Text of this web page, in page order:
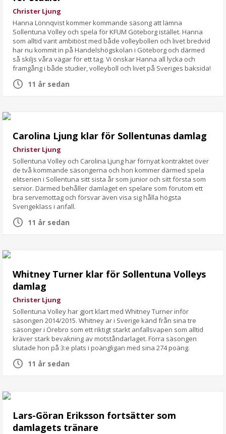
Christer Ljung
Hanna Lönnqvist kommer kommande säsong att lämna
Sollentuna Volley och spela för KFUM Göteborg istället. Hanna
som alltid varit ambitiöst med både volleybollen och livet bredvid
har nu kommit in på Handelshögskolan i Göteborg och därmed
så skiljs våra vägar för ett tag. Vi önskar Hanna all lycka och
framgång i både studier, volleyboll och livet på Sveriges baksida!
11 år sedan
Carolina Ljung klar för Sollentunas damlag
Christer Ljung
Sollentuna Volley och Carolina Ljung har förnyat kontraktet över
de två kommande säsongerna och hon kommer därmed spela
elitserien i Sollentuna sitt sista år som junior och sitt första som
senior. Därmed behåller damlaget en spelare som förutom ett
bra servemottag och försvar även visa sig hålla högsta
Sverigeklass i anfall.
11 år sedan
Whitney Turner klar för Sollentuna Volleys
damlag
Christer Ljung
Sollentuna Volley har gjort klart med Whitney Turner inför
säsongen 2014/2015. Whitney är i Sverige känd från sina tre
säsonger i Örebro som ett riktigt starkt anfallsvapen som alltid
kräver stark bevakning av motståndarlaget. Förra säsongen
slutade hon på 3:e plats i poängligan med sina 274 poäng.
11 år sedan
Lars-Göran Eriksson fortsätter som
damlagets tränare